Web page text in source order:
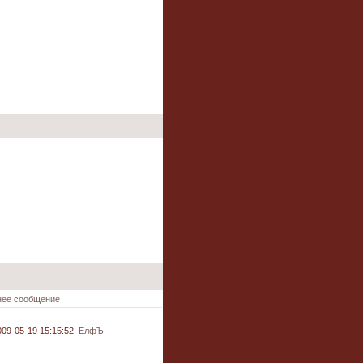
сообщение
05-19 15:15:52 ЕлфЪ